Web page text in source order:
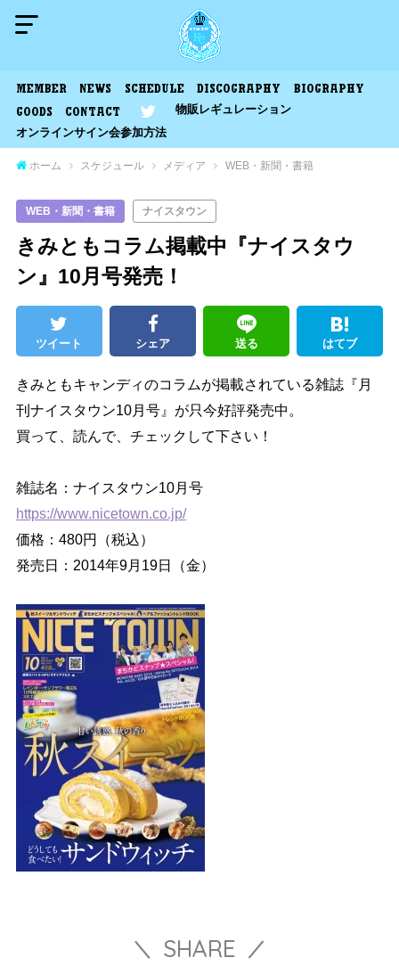
MEMBER NEWS SCHEDULE DISCOGRAPHY
BIOGRAPHY
GOODS
CONTACT
物販レギュレーション
オンラインサイン会参加方法
ホーム スケジュール メディア WEB・新聞・書籍
WEB・新聞・書籍 ナイスタウン
きみともコラム掲載中『ナイスタウ
ン』10月号発売！
ツイート シェア 送る はてブ
きみともキャンディのコラムが掲載されている雑誌『月
刊ナイスタウン10月号』が只今好評発売中。
買って、読んで、チェックして下さい！
雑誌名：ナイスタウン10月号
https://www.nicetown.co.jp/
価格：480円（税込）
発売日：2014年9月19日（金）
SHARE